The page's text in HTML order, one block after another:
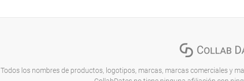
Todos los nombres de productos, logotipos, marcas, marcas comerciales y